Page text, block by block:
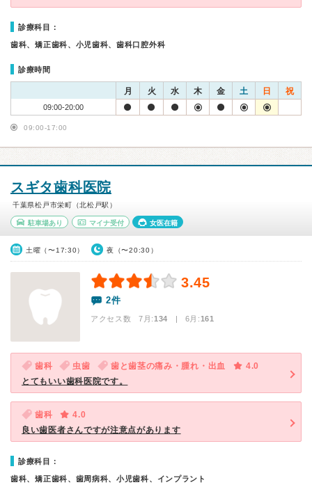
診療科目：
歯科、矯正歯科、小児歯科、歯科口腔外科
診療時間
月 火 水 木 金 土 日 祝
09:00-20:00
09:00-17:00
スギタ歯科医院
千葉県松戸市栄町（北松戸駅）
駐車場あり マイナ受付 女医在籍
土曜（〜17:30） 夜（〜20:30）
3.45
2件
アクセス数 7月:134 | 6月:161
歯科 虫歯 歯と歯茎の痛み・腫れ・出血
4.0
とてもいい歯科医院です。
歯科
4.0
良い歯医者さんですが注意点があります
診療科目：
歯科、矯正歯科、歯周病科、小児歯科、インプラント